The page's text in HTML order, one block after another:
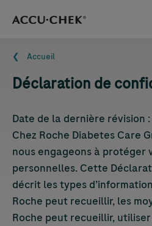
Skip navigation
Fil d'Ariane
Accueil
Déclaration de
Date de la dernière révision :
Chez Roche Diabetes Care
nous engageons à protéger
personnelles. Cette
décrit les types
Roche peut recueillir, les
Roche peut recueillir,